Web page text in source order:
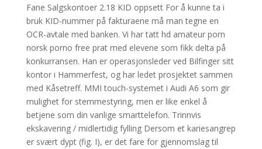
Fane Salgskontoer 2.18 KID oppsett For å kunne ta i
bruk KID-nummer på fakturaene må man tegne en
OCR-avtale med banken. Vi har tatt hd amateur porn
norsk porno free prat med elevene som fikk delta på
konkurransen. Han er operasjonsleder ved Bilfinger sitt
kontor i Hammerfest, og har ledet prosjektet sammen
med Kåsetreff. MMI touch-systemet i Audi A6 som gir
mulighet for stemmestyring, men er like enkel å
betjene som din vanlige smarttelefon. Trinnvis
ekskavering / midlertidig fylling Dersom et kariesangrep
er svært dypt (fig. I), er det fare for gjennomslag til